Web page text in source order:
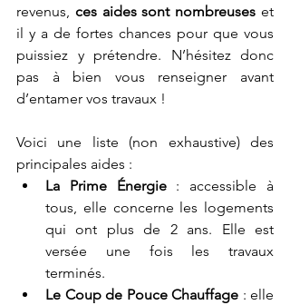
revenus, ces aides sont nombreuses et
il y a de fortes chances pour que vous
puissiez y prétendre. N’hésitez donc
pas à bien vous renseigner avant
d’entamer vos travaux !
Voici une liste (non exhaustive) des
principales aides :
La Prime Énergie : accessible à
tous, elle concerne les logements
qui ont plus de 2 ans. Elle est
versée une fois les travaux
terminés.
Le Coup de Pouce Chauffage : elle